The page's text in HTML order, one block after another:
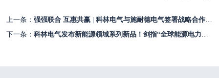
上一条：强强联合 互惠共赢 | 科林电气与施耐德电气签署战略合作协议
下一条：科林电气发布新能源领域系列新品！剑指“全球能源电力企业的影响力品牌”